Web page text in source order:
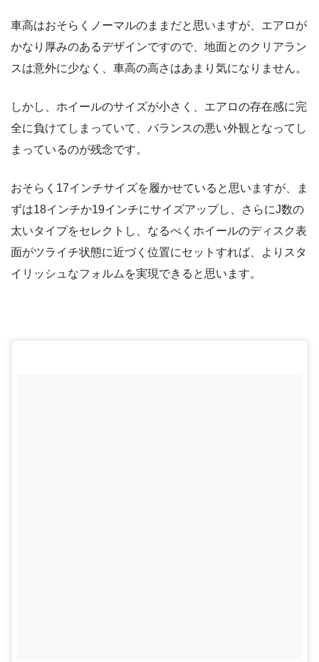
車高はおそらくノーマルのままだと思いますが、エアロが
かなり厚みのあるデザインですので、地面とのクリアラン
スは意外に少なく、車高の高さはあまり気になりません。
しかし、ホイールのサイズが小さく、エアロの存在感に完
全に負けてしまっていて、バランスの悪い外観となってし
まっているのが残念です。
おそらく17インチサイズを履かせていると思いますが、ま
ずは18インチか19インチにサイズアップし、さらにJ数の
太いタイプをセレクトし、なるべくホイールのディスク表
面がツライチ状態に近づく位置にセットすれば、よりスタ
イリッシュなフォルムを実現できると思います。